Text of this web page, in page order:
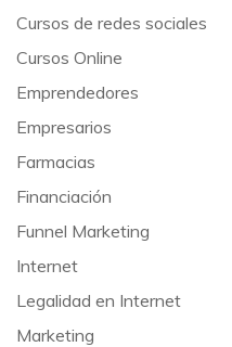
Cursos de redes sociales
Cursos Online
Emprendedores
Empresarios
Farmacias
Financiación
Funnel Marketing
Internet
Legalidad en Internet
Marketing